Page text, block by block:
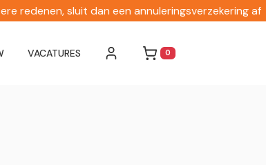
redenen, sluit dan een annuleringsverzekering af
VACATURES WINKELWAGEN
0